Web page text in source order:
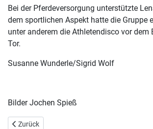
Bei der Pferdeversorgung unterstützte
dem sportlichen Aspekt hatte die Gruppe
unter anderem die Athletendisco vor dem
Tor.
Susanne Wunderle/Sigrid Wolf
Bilder Jochen Spieß
Vorheriger Beitrag: Ehrung für Simon Stolz
Zurück